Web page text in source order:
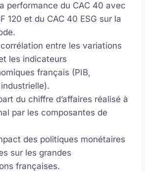
performance du CAC 40 avec
120 et du CAC 40 ESG sur la
entre les variations
les indicateurs
français (PIB,
du chiffre d’affaires réalisé à
par les composantes de
des politiques monétaires
sur les grandes
françaises.